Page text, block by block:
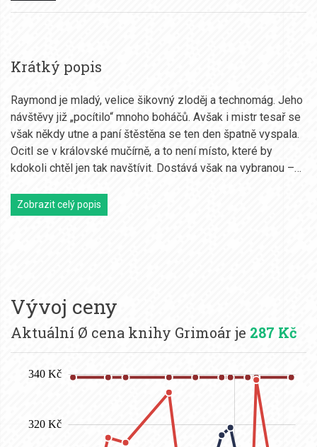
Krátký popis
Raymond je mladý, velice šikovný zloděj a technomág. Jeho
návštěvy již „pocítilo“ mnoho boháčů. Avšak i mistr tesař se
však někdy utne a paní štěstěna se ten den špatně vyspala.
Ocitl se v královské mučírně, a to není místo, které by
kdokoli chtěl jen tak navštívit. Dostává však na vybranou –…
Zobrazit celý popis
Vývoj ceny
Aktuální Ø cena knihy Grimoár je 287 Kč